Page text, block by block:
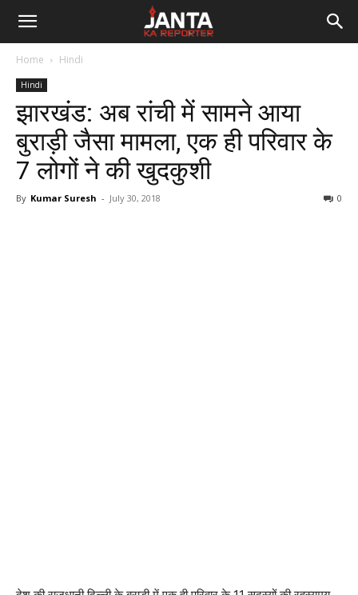
Janta
Reporter
Home Hindi
Hindi
झारखंड: अब रांची में सामने आया
बुराड़ी जैसा मामला, एक ही परिवार के
7 लोगों ने की खुदकुशी
By Kumar Suresh - July 30, 2018 0